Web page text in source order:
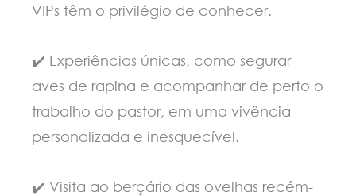
VIPs têm o privilégio de conhecer.
✔️ Experiências únicas, como segurar
aves de rapina e acompanhar de perto o
trabalho do pastor, em uma vivência
personalizada e inesquecível.
✔️ Visita ao berçário das ovelhas recém-